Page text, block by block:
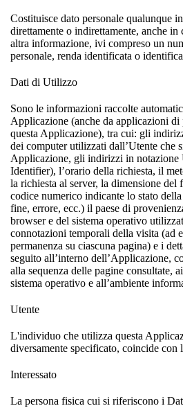
Costituisce dato personale qualunque
direttamente o indirettamente, anche in
altra informazione, ivi compreso un
personale, renda identificata o
Dati di Utilizzo
Sono le informazioni raccolte
Applicazione (anche da applicazioni di
questa Applicazione), tra cui: gli
dei computer utilizzati dall’Utente che
Applicazione, gli indirizzi in
Identifier), l’orario della richiesta, il
la richiesta al server, la dimensione del
codice numerico indicante lo stato
fine, errore, ecc.) il paese di
browser e del sistema operativo
connotazioni temporali della visita (ad
permanenza su ciascuna pagina) e i
seguito all’interno dell’Applicazione,
alla sequenza delle pagine consultate,
sistema operativo e all’ambiente
Utente
L'individuo che utilizza questa
diversamente specificato, coincide con
Interessato
La persona fisica cui si riferiscono i